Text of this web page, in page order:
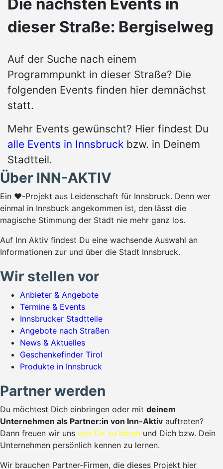
Die nächsten Events in
dieser Straße: Bergiselweg
Auf der Suche nach einem
Programmpunkt in dieser Straße? Die
folgenden Events finden hier demnächst
statt.
Mehr Events gewünscht? Hier findest Du
alle Events in Innsbruck bzw. in Deinem
Stadtteil.
Über INN-AKTIV
Ein ♥-Projekt aus Leidenschaft für Innsbruck. Denn wer
einmal in Innsbuck angekommen ist, den lässt die
magische Stimmung der Stadt nie mehr ganz los.
Auf Inn Aktiv findest Du eine wachsende Auswahl an
Informationen zur und über die Stadt Innsbruck.
Wir stellen vor
Anbieter & Angebote
Termine & Events
Innsbrucker Stadtteile
Angebote nach Straßen
News & Aktuelles
Geschenkefinder Tirol
Produkte in Innsbruck
Partner werden
Du möchtest Dich einbringen oder mit deinem
Unternehmen als Partner:in von Inn-Aktiv auftreten?
Dann freuen wir uns von Dir zu hören und Dich bzw. Dein
Unternehmen persönlich kennen zu lernen.
Wir brauchen Partner-Firmen, die dieses Projekt hier